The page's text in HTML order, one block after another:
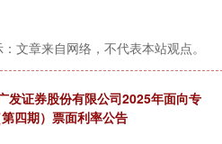
文章来自网络，不代表本站观点。
发证券股份有限公司2025年面向专
四期）票面利率公告